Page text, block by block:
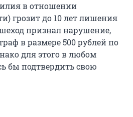
в отношении
грозит до 10 лет лишения
признал нарушение,
в размере 500 рублей по
для этого в любом
бы подтвердить свою